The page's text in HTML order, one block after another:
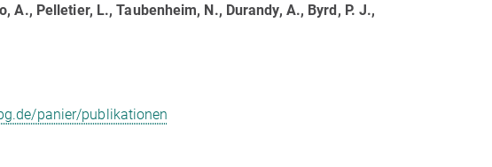
Pelletier, L., Taubenheim, N., Durandy, A., Byrd, P. J.,
panier/publikationen